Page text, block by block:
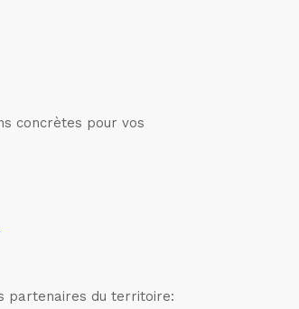
concrètes pour vos
partenaires du territoire: